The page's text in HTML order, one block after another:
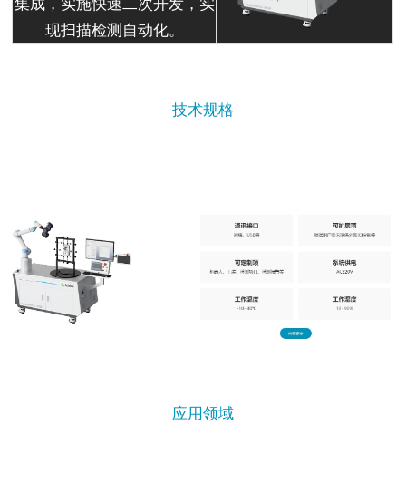
集成，实施快速二次开发，实
现扫描检测自动化。
技术规格
应用领域